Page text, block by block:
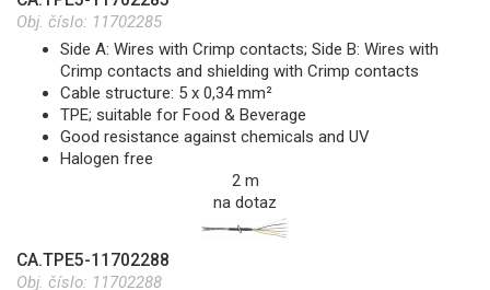
Obj. číslo: 11702285
Side A: Wires with Crimp contacts; Side B: Wires with
Crimp contacts and shielding with Crimp contacts
Cable structure: 5 x 0,34 mm²
TPE; suitable for Food & Beverage
Good resistance against chemicals and UV
Halogen free
2 m
na dotaz
CA.TPE5-11702288
Obj. číslo: 11702288